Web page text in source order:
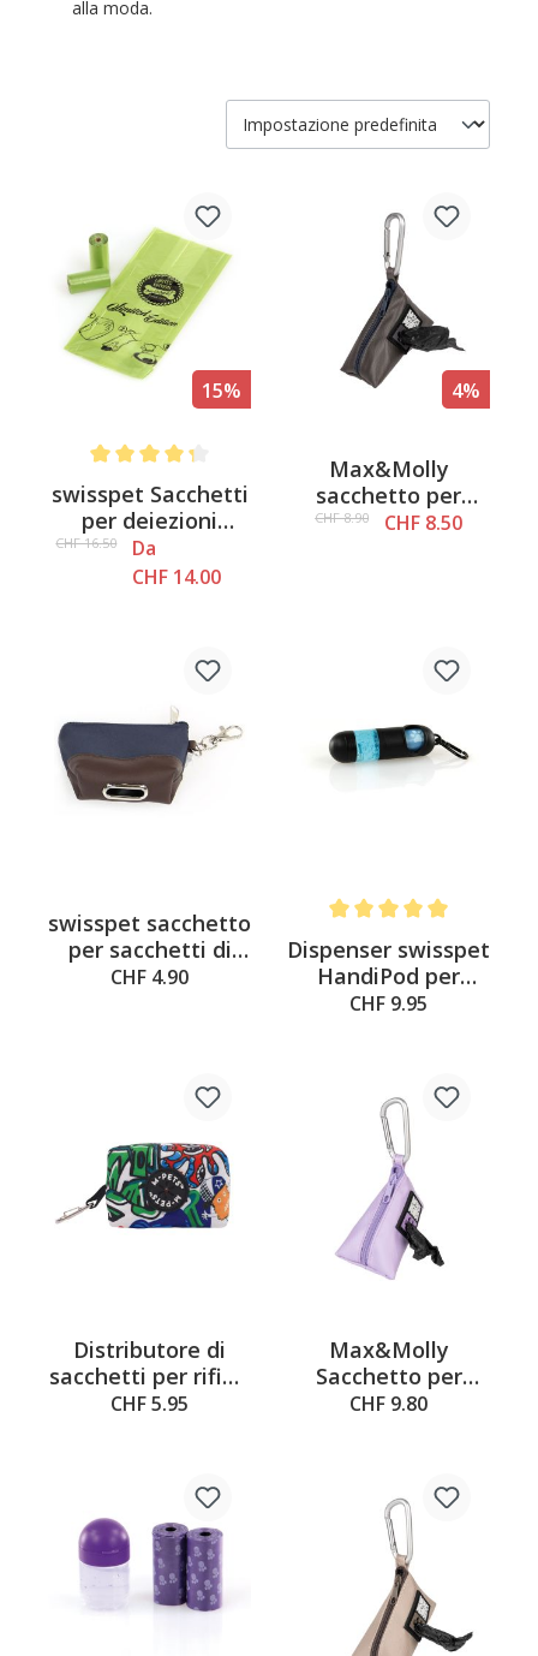
alla moda.
15%
Average rating of 4.2 out of 5 stars
swisspet Sacchetti
per deiezioni
canine Nature
Control
CHF 16.50
Da
CHF 14.00
4%
Max&Molly
sacchetto per
sacchetti igienici
CHF 8.90 CHF 8.50
swisspet sacchetto
per sacchetti di
cacca per cani
CHF 4.90
Dispenser swisspet
HandiPod per
sacchetti
CHF 9.95
Distributore di
sacchetti per rifiuti
M-Pets, 9 x 4,5 x 3
CHF 5.95
Max&Molly
Sacchetto per
leccornie lavanda,
CHF 9.80